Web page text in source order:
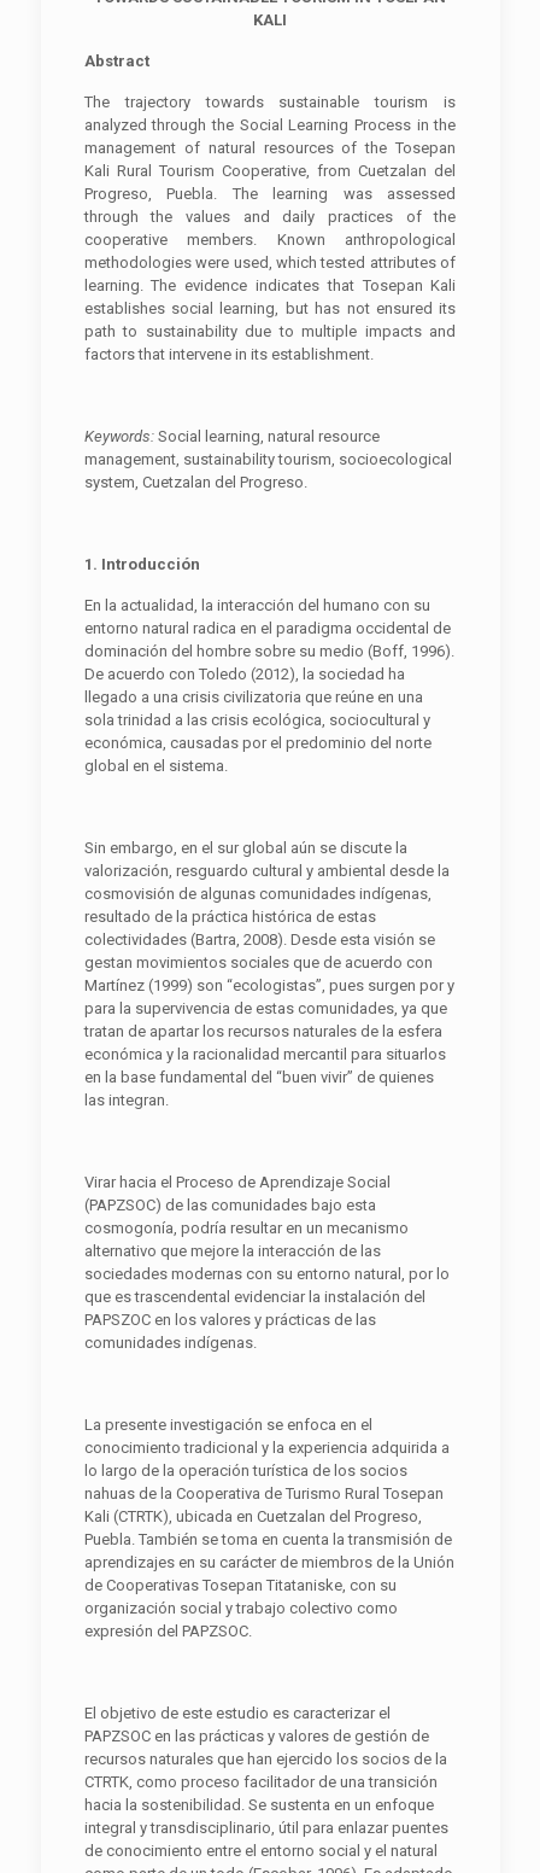
KALI
Abstract
The trajectory towards sustainable tourism is
analyzed through the Social Learning Process in the
management of natural resources of the Tosepan
Kali Rural Tourism Cooperative, from Cuetzalan del
Progreso, Puebla. The learning was assessed
through the values and daily practices of the
cooperative members. Known anthropological
methodologies were used, which tested attributes of
learning. The evidence indicates that Tosepan Kali
establishes social learning, but has not ensured its
path to sustainability due to multiple impacts and
factors that intervene in its establishment.
Keywords: Social learning, natural resource
management, sustainability tourism, socioecological
system, Cuetzalan del Progreso.
1. Introducción
En la actualidad, la interacción del humano con su
entorno natural radica en el paradigma occidental de
dominación del hombre sobre su medio (Boff, 1996).
De acuerdo con Toledo (2012), la sociedad ha
llegado a una crisis civilizatoria que reúne en una
sola trinidad a las crisis ecológica, sociocultural y
económica, causadas por el predominio del norte
global en el sistema.
Sin embargo, en el sur global aún se discute la
valorización, resguardo cultural y ambiental desde la
cosmovisión de algunas comunidades indígenas,
resultado de la práctica histórica de estas
colectividades (Bartra, 2008). Desde esta visión se
gestan movimientos sociales que de acuerdo con
Martínez (1999) son “ecologistas”, pues surgen por y
para la supervivencia de estas comunidades, ya que
tratan de apartar los recursos naturales de la esfera
económica y la racionalidad mercantil para situarlos
en la base fundamental del “buen vivir” de quienes
las integran.
Virar hacia el Proceso de Aprendizaje Social
(PAPZSOC) de las comunidades bajo esta
cosmogonía, podría resultar en un mecanismo
alternativo que mejore la interacción de las
sociedades modernas con su entorno natural, por lo
que es trascendental evidenciar la instalación del
PAPSZOC en los valores y prácticas de las
comunidades indígenas.
La presente investigación se enfoca en el
conocimiento tradicional y la experiencia adquirida a
lo largo de la operación turística de los socios
nahuas de la Cooperativa de Turismo Rural Tosepan
Kali (CTRTK), ubicada en Cuetzalan del Progreso,
Puebla. También se toma en cuenta la transmisión de
aprendizajes en su carácter de miembros de la Unión
de Cooperativas Tosepan Titataniske, con su
organización social y trabajo colectivo como
expresión del PAPZSOC.
El objetivo de este estudio es caracterizar el
PAPZSOC en las prácticas y valores de gestión de
recursos naturales que han ejercido los socios de la
CTRTK, como proceso facilitador de una transición
hacia la sostenibilidad. Se sustenta en un enfoque
integral y transdisciplinario, útil para enlazar puentes
de conocimiento entre el entorno social y el natural